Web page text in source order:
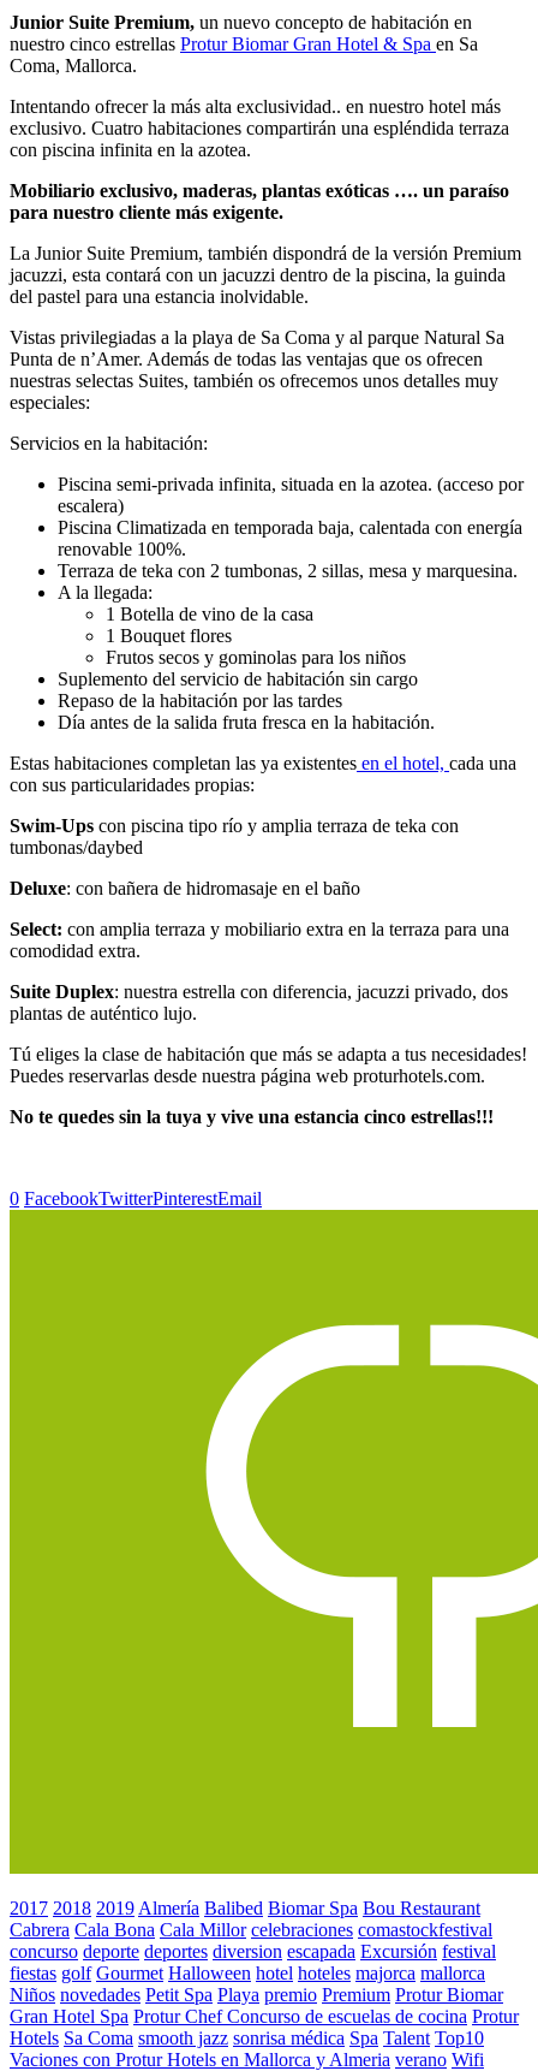
Junior Suite Premium, un nuevo concepto de habitación en
nuestro cinco estrellas Protur Biomar Gran Hotel & Spa en Sa
Coma, Mallorca.
Intentando ofrecer la más alta exclusividad.. en nuestro hotel más
exclusivo. Cuatro habitaciones compartirán una espléndida terraza
con piscina infinita en la azotea.
Mobiliario exclusivo, maderas, plantas exóticas …. un paraíso
para nuestro cliente más exigente.
La Junior Suite Premium, también dispondrá de la versión Premium
jacuzzi, esta contará con un jacuzzi dentro de la piscina, la guinda
del pastel para una estancia inolvidable.
Vistas privilegiadas a la playa de Sa Coma y al parque Natural Sa
Punta de n’Amer. Además de todas las ventajas que os ofrecen
nuestras selectas Suites, también os ofrecemos unos detalles muy
especiales:
Servicios en la habitación:
Piscina semi-privada infinita, situada en la azotea. (acceso por
escalera)
Piscina Climatizada en temporada baja, calentada con energía
renovable 100%.
Terraza de teka con 2 tumbonas, 2 sillas, mesa y marquesina.
A la llegada:
1 Botella de vino de la casa
1 Bouquet flores
Frutos secos y gominolas para los niños
Suplemento del servicio de habitación sin cargo
Repaso de la habitación por las tardes
Día antes de la salida fruta fresca en la habitación.
Estas habitaciones completan las ya existentes en el hotel, cada una
con sus particularidades propias:
Swim-Ups con piscina tipo río y amplia terraza de teka con
tumbonas/daybed
Deluxe: con bañera de hidromasaje en el baño
Select: con amplia terraza y mobiliario extra en la terraza para una
comodidad extra.
Suite Duplex: nuestra estrella con diferencia, jacuzzi privado, dos
plantas de auténtico lujo.
Tú eliges la clase de habitación que más se adapta a tus necesidades!
Puedes reservarlas desde nuestra página web proturhotels.com.
No te quedes sin la tuya y vive una estancia cinco estrellas!!!
0 FacebookTwitterPinterestEmail
2017 2018 2019 Almería Balibed Biomar Spa Bou Restaurant
Cabrera Cala Bona Cala Millor celebraciones comastockfestival
concurso deporte deportes diversion escapada Excursión festival
fiestas golf Gourmet Halloween hotel hoteles majorca mallorca
Niños novedades Petit Spa Playa premio Premium Protur Biomar
Gran Hotel Spa Protur Chef Concurso de escuelas de cocina Protur
Hotels Sa Coma smooth jazz sonrisa médica Spa Talent Top10
Vaciones con Protur Hotels en Mallorca y Almeria verano Wifi